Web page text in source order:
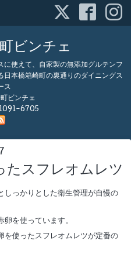
ビンチェ
使えて、自家製の無添加グルテンフ
日本橋箱崎町の裏通りのダイニングス
ス
ビンチェ
6705
たスフレオムレツ
しっかりとした衛生管理が自慢の
を使っています。
を使ったスフレオムレツが定番の